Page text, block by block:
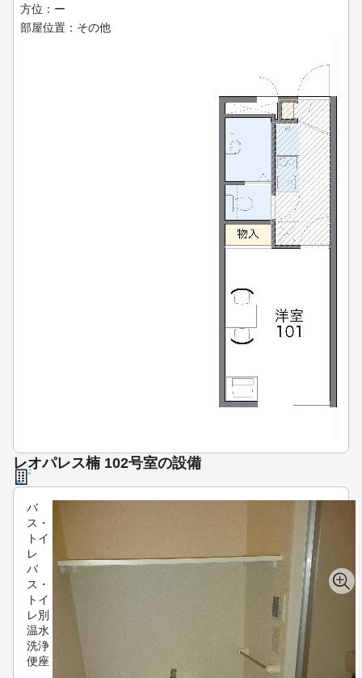
方位：ー
部屋位置：その他
レオパレス楠 102号室の設備
バ
ス・
トイ
レ
バ
ス・
トイ
レ別
温水
洗浄
便座